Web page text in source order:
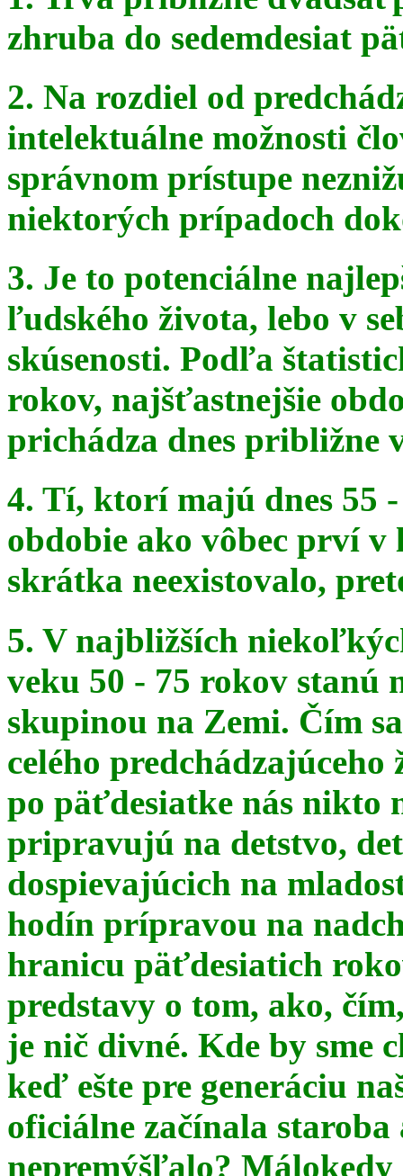
zhruba do sedemdesiat
2. Na rozdiel od
intelektuálne možnosti
správnom prístupe
niektorých prípadoch
3. Je to potenciálne
ľudského života, lebo v
skúsenosti. Podľa
rokov, najšťastnejšie
prichádza dnes približne
4. Tí, ktorí majú dnes 55
obdobie ako vôbec prví
skrátka neexistovalo,
5. V najbližších
veku 50 - 75 rokov stanú
skupinou na Zemi. Čím
celého
po päťdesiatke nás nikto
pripravujú na detstvo,
dospievajúcich na
hodín prípravou na
hranicu päťdesiatich
predstavy o tom, ako,
je nič divné. Kde by sme
keď ešte pre generáciu
oficiálne začínala
nepremýšľalo? Málokedy